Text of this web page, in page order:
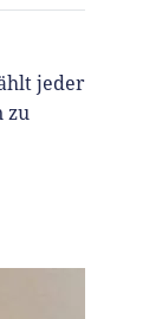
jeder
zu